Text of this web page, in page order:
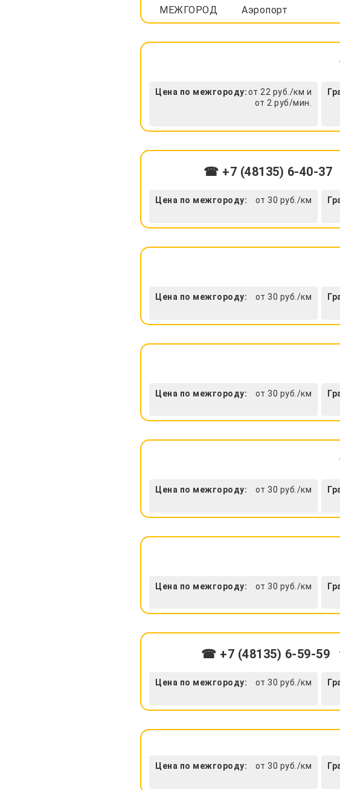
МЕЖГОРОД Аэропорт
Цена по межгороду:от 22 руб./км и
от 2 руб/мин.
☎ +7 (48135) 6-40-37
Цена по межгороду: от 30 руб./км
Цена по межгороду: от 30 руб./км
Цена по межгороду: от 30 руб./км
Цена по межгороду: от 30 руб./км
Цена по межгороду: от 30 руб./км
☎ +7 (48135) 6-59-59
Цена по межгороду: от 30 руб./км
Цена по межгороду: от 30 руб./км